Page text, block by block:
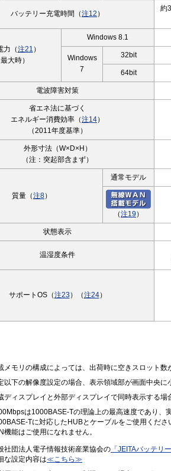
バッテリー充電時間（注12 ）
約
力（注21 ）
大時）
Windows 8.1
Windows
7
32bit
64bit
電波障害対策
省エネ法に基づく
エネルギー消費効率（注14）
（2011年度基準）
外形寸法（W×D×H）
（注：突起部含まず）
質量（注8）
通常モデル
（注19 ）
状態表示
温湿度条件
サポートOS（注23 ）（注24）
メモリの構成によっては、出荷時に空きスロット数
以下の解像度設定の場合、表示領域部が画面中央に
ディスプレイと外部ディスプレイで同時表示する
は1000BASE-Tの理論上の最高速度であり、
Tに対応したHUBとケーブルをご使用くだ
機能はご使用になれません。
社団法人電子情報技術産業協会の 「JEITAバッテリ
な設定内容は≪こちら≫